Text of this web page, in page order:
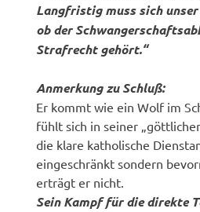
Langfristig muss sich
ob der
Strafrecht gehört.“
Anmerkung zu Schluß:
Er kommt wie ein Wolf im
fühlt sich in seiner
die klare katholische
eingeschränkt sondern
erträgt er nicht.
Sein Kampf für die direkte